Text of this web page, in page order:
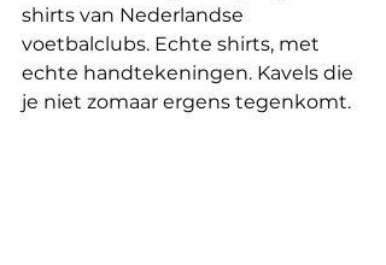
shirts van Nederlandse
voetbalclubs. Echte shirts, met
echte handtekeningen. Kavels die
je niet zomaar ergens tegenkomt.